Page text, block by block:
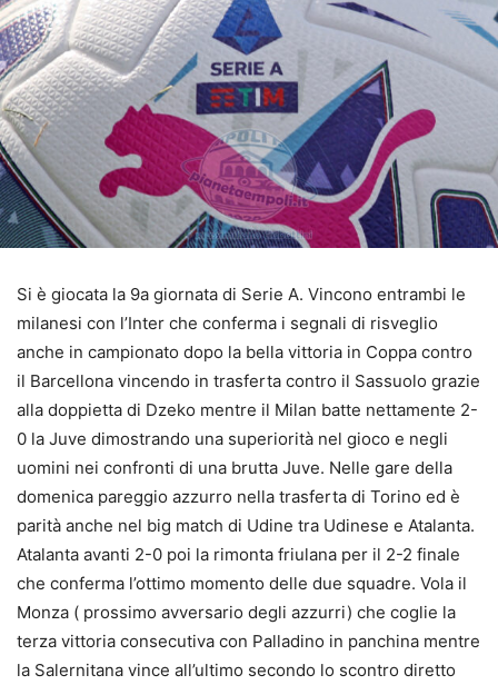
Si è giocata la 9a giornata di Serie A. Vincono entrambi le
milanesi con l’Inter che conferma i segnali di risveglio
anche in campionato dopo la bella vittoria in Coppa contro
il Barcellona vincendo in trasferta contro il Sassuolo grazie
alla doppietta di Dzeko mentre il Milan batte nettamente 2-
0 la Juve dimostrando una superiorità nel gioco e negli
uomini nei confronti di una brutta Juve. Nelle gare della
domenica pareggio azzurro nella trasferta di Torino ed è
parità anche nel big match di Udine tra Udinese e Atalanta.
Atalanta avanti 2-0 poi la rimonta friulana per il 2-2 finale
che conferma l’ottimo momento delle due squadre. Vola il
Monza ( prossimo avversario degli azzurri) che coglie la
terza vittoria consecutiva con Palladino in panchina mentre
la Salernitana vince all’ultimo secondo lo scontro diretto